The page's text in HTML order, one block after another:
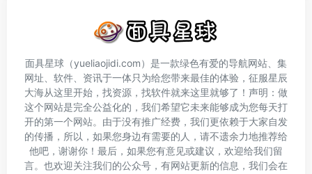
面具星球（yueliaojidi.com）是一款绿色有爱的导航网站、集
网址、软件、资讯于一体只为给您带来最佳的体验，征服星辰
大海从这里开始，找资源，找软件就来这里就够了！声明：做
这个网站是完全公益化的，我们希望它未来能够成为您每天打
开的第一个网站。由于没有推广经费，我们更依赖于大家自发
的传播，所以，如果您身边有需要的人，请不遗余力地推荐给
他吧，谢谢你！最后，如果您有意见或建议，欢迎给我们留
言。也欢迎关注我们的公众号，有网站更新的信息，我们会在